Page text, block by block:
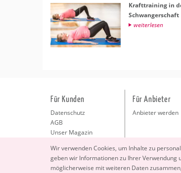
Kraft­trai­ning in
Schwan­ger­schaft
wei­ter­le­sen
Wir ver­wen­den Coo­kies, um In­hal­te zu
geben wir In­for­ma­tio­nen zu Ihrer
mög­li­cher­wei­se mit wei­te­ren Daten
Für Kunden
Datenschutz
AGB
Unser Magazin
Für Anbieter
Anbieter werden